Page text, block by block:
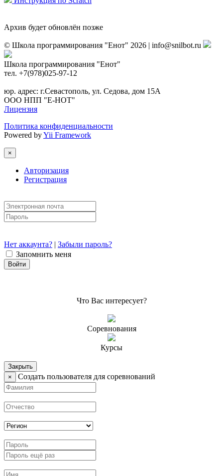
Архив будет обновлён позже
© Школа программирования "Енот" 2026 | info@snilbot.ru
Школа программирования "Енот"
тел. +7(978)025-97-12
юр. адрес: г.Севастополь, ул. Седова, дом 15А
ООО НПП "Е-НОТ"
Лицензия
Политика конфиденциальности
Powered byYii Framework
×
Авторизация
Регистрация
Нет аккаунта? | Забыли пароль?
Запомнить меня
Что Вас интересует?
Соревнования
Курсы
Закрыть
×
Создать пользователя для соревнований